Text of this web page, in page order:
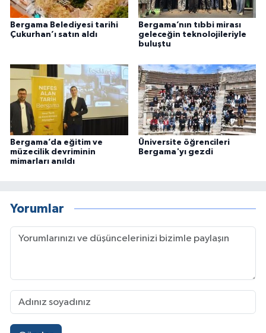
Bergama Belediyesi tarihi
Çukurhan’ı satın aldı
Bergama’nın tıbbi mirası
geleceğin teknolojileriyle
buluştu
Bergama’da eğitim ve
müzecilik devriminin
mimarları anıldı
Üniversite öğrencileri
Bergama'yı gezdi
Yorumlar